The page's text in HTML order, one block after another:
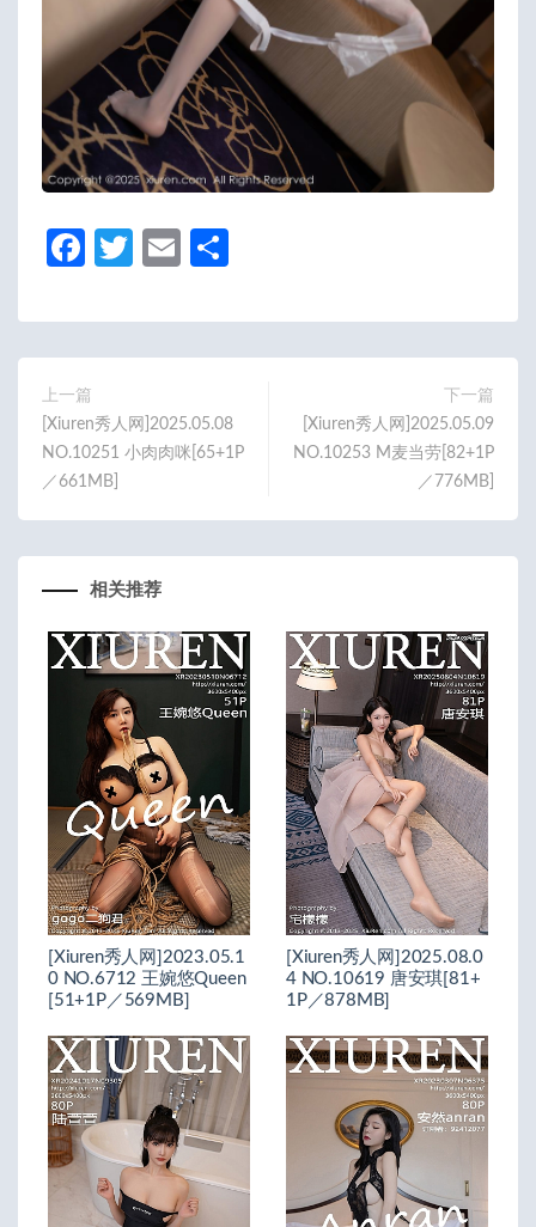
Fa
b
o
o
k
T
itt
er
E
ail
上一篇
[Xiuren秀人网]2025.05.08
NO.10251 小肉肉咪[65+1P
／661MB]
下一篇
[Xiuren秀人网]2025.05.09
NO.10253 M麦当劳[82+1P
／776MB]
相关推荐
[Xiuren秀人网]2023.05.1
0 NO.6712 王婉悠Queen
[51+1P／569MB]
[Xiuren秀人网]2025.08.0
4 NO.10619 唐安琪[81+
1P／878MB]